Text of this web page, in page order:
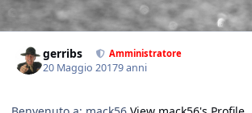
gerribs Amministratore
20 Maggio 20179 anni